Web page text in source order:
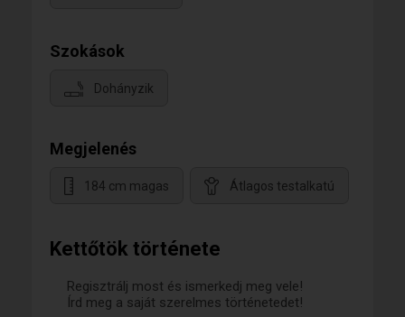
Kettőtök története
Regisztrálj most és ismerkedj meg vele!
Írd meg a saját szerelmes történetedet!
Szokások
Dohányzik
Megjelenés
184 cm magas Átlagos testalkatú